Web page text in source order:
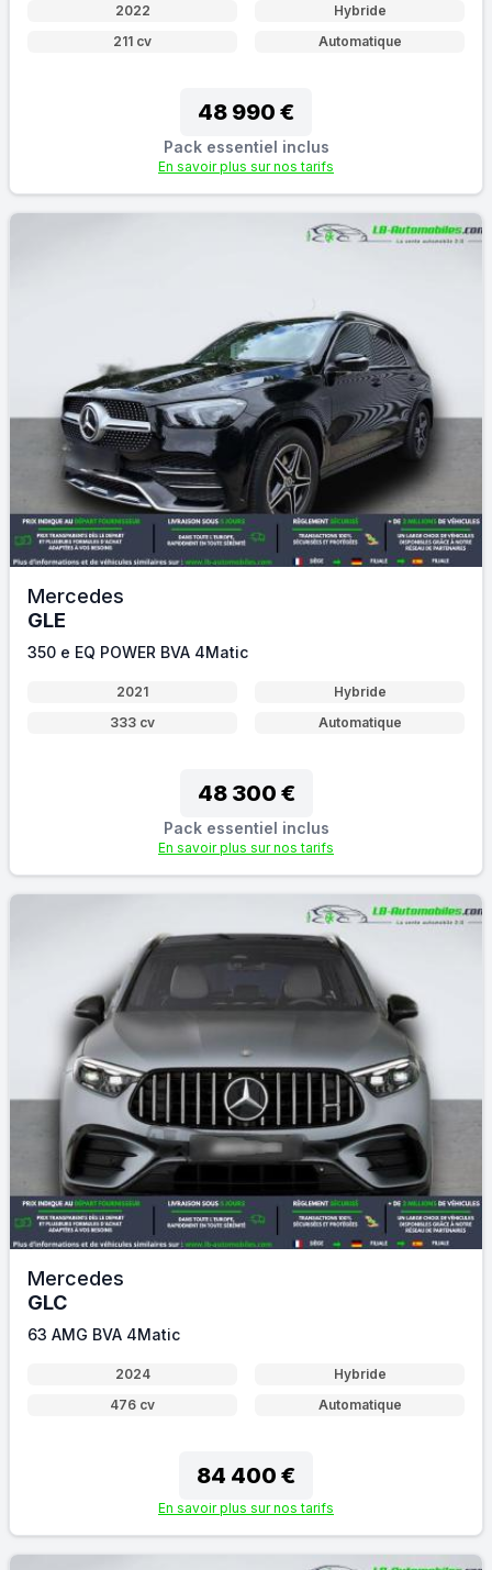
2022
Hybride
211 cv
Automatique
48 990 €
Pack essentiel inclus
En savoir plus sur nos tarifs
Mercedes
GLE
350 e EQ POWER BVA 4Matic
2021
Hybride
333 cv
Automatique
48 300 €
Pack essentiel inclus
En savoir plus sur nos tarifs
Mercedes
GLC
63 AMG BVA 4Matic
2024
Hybride
476 cv
Automatique
84 400 €
En savoir plus sur nos tarifs